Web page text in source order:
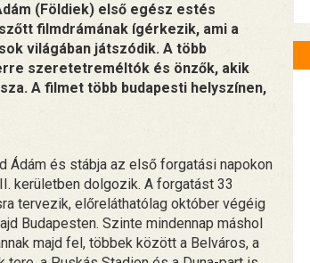
(Földiek) első egész estés
filmdrámának ígérkezik, ami a
világában játszódik. A több
szeretetreméltók és önzők, akik
A filmet több budapesti helyszínen,
Ádám és stábja az első forgatási napokon
kerületben dolgozik. A forgatást 33
tervezik, előreláthatólag október végéig
Budapesten. Szinte mindennap máshol
majd fel, többek között a Belváros, a